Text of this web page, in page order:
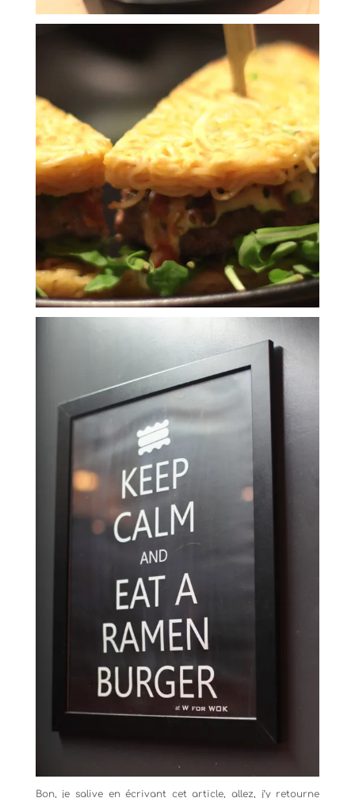
Bon, je salive en écrivant cet article, allez, j’y retourne